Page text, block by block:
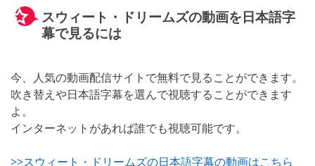
スウィート・ドリームズの動画を日本語字
幕で見るには
今、人気の動画配信サイトで無料で見ることができます。
吹き替えや日本語字幕を選んで視聴することができます
よ。
インターネットがあれば誰でも視聴可能です。
>>スウィート・ドリームズの日本語字幕の動画はこちら